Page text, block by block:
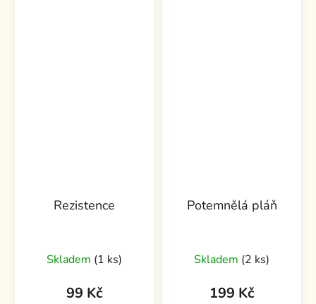
Rezistence
Skladem (1 ks)
99 Kč
Potemnělá pláň
Skladem (2 ks)
199 Kč